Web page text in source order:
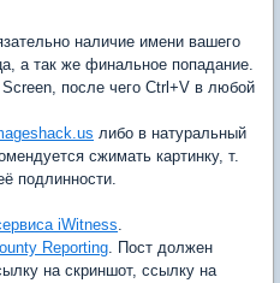
наличие имени вашего
а так же финальное попадание.
после чего Ctrl+V в любой
либо в натуральный
сжимать картинку, т.
подлинности.
iWitness.
Reporting. Пост должен
на скриншот, ссылку на